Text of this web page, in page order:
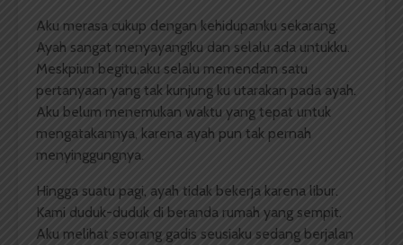
Aku merasa cukup dengan kehidupanku sekarang.
Ayah sangat menyayangiku dan selalu ada untukku.
Meskpiun begitu,aku selalu memendam satu
pertanyaan yang tak kunjung ku utarakan pada ayah.
Aku belum menemukan waktu yang tepat untuk
mengatakannya, karena ayah pun tak pernah
menyinggungnya.
Hingga suatu pagi, ayah tidak bekerja karena libur.
Kami duduk-duduk di beranda rumah yang sempit.
Aku melihat seorang gadis seusiaku sedang berjalan